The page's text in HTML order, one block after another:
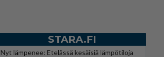
STARA.FI
Nyt lämpenee: Etelässä kesäisiä lämpötiloja